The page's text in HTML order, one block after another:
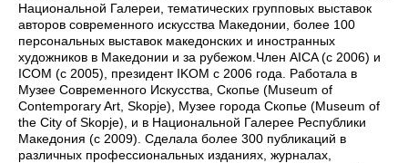
Национальной Галереи, тематических групповых выставок
авторов современного искусства Македонии, более 100
персональных выставок македонских и иностранных
художников в Македонии и за рубежом.Член AICA (с 2006) и
ICOM (с 2005), президент IKOM с 2006 года. Работала в
Музее Современного Искусства, Скопье (Museum of
Contemporary Art, Skopje), Музее города Скопье (Museum of
the City of Skopje), и в Национальной Галерее Республики
Македония (с 2009). Сделала более 300 публикаций в
различных профессиональных изданиях, журналах,